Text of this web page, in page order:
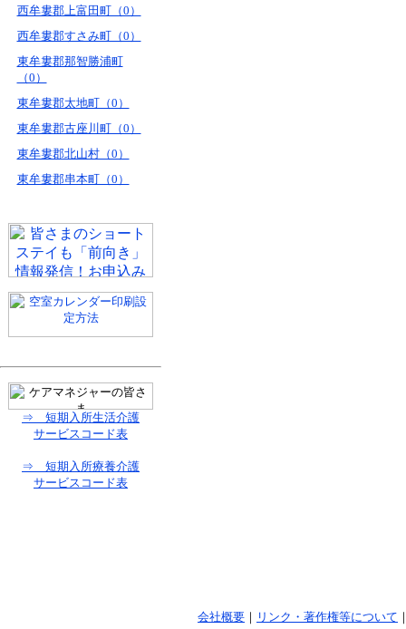
西牟婁郡上富田町（0）
西牟婁郡すさみ町（0）
東牟婁郡那智勝浦町
（0）
東牟婁郡太地町（0）
東牟婁郡古座川町（0）
東牟婁郡北山村（0）
東牟婁郡串本町（0）
⇒ 短期入所生活介護
サービスコード表
⇒ 短期入所療養介護
サービスコード表
会社概要 ｜ リンク・著作権等について